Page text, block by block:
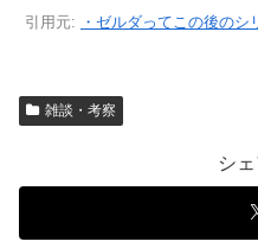
引用元: ・ゼルダってこの後の
雑談・考察
シ